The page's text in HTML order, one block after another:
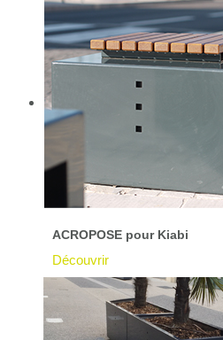
ACROPOSE pour Kiabi
Découvrir